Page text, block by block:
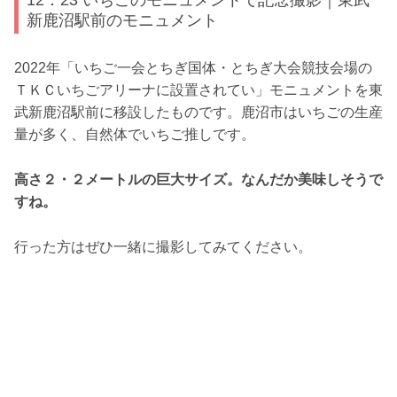
新鹿沼駅前のモニュメント
2022年「いちご一会とちぎ国体・とちぎ大会競技会場の
ＴＫＣいちごアリーナに設置されてい」モニュメントを東
武新鹿沼駅前に移設したものです。鹿沼市はいちごの生産
量が多く、自然体でいちご推しです。
高さ２・２メートルの巨大サイズ。なんだか美味しそうで
すね。
行った方はぜひ一緒に撮影してみてください。